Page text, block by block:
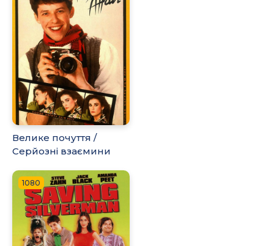
Велике почуття /
Серйозні взаємини
1080